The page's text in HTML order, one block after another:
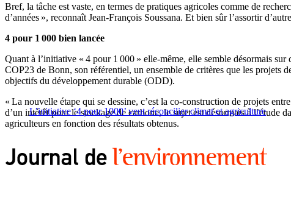
Bref, la tâche est vaste, en termes de pratiques agricoles comme de
d’années », reconnaît Jean-François Soussana. Et bien sûr l’assortir
4 pour 1 000 bien lancée
Quant à l’initiative « 4 pour 1 000 » elle-même, elle semble désormais
COP23 de Bonn, son référentiel, un ensemble de critères que les projets
objectifs du développement durable (ODD).
L’initiative ‘4 pour 1000’ veut réconcilier climat et agriculture
« La nouvelle étape qui se dessine, c’est la co-construction de projets
d’un intérêt pour le stockage de carbone, le sujet est désormais à
agriculteurs en fonction des résultats obtenus.